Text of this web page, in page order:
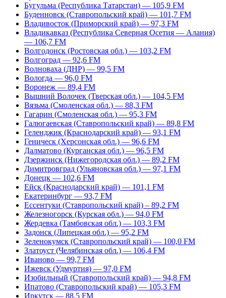
Бугульма (Республика Татарстан) — 105,9 FM
Буденновск (Ставропольский край) — 101,7 FM
Владивосток (Приморский край) — 97,3 FM
Владикавказ (Республика Северная Осетия — Алания)
— 106,7 FM
Волгодонск (Ростовская обл.) — 103,2 FM
Волгоград — 92,6 FM
Волноваха (ДНР) — 99,5 FM
Вологда — 96,0 FM
Воронеж — 89,4 FM
Вышний Волочек (Тверская обл.) — 104,5 FM
Вязьма (Смоленская обл.) — 88,3 FM
Гагарин (Смоленская обл.) — 95,3 FM
Галюгаевская (Ставропольский край) — 89,8 FM
Геленджик (Краснодарский край) — 93,1 FM
Геническ (Херсонская обл.) — 96,6 FM
Далматово (Курганская обл.) — 96,5 FM
Дзержинск (Нижегородская обл.) — 89,2 FM
Димитровград (Ульяновская обл.) — 97,1 FM
Донецк — 102,6 FM
Ейск (Краснодарский край) — 101,1 FM
Екатеринбург — 93,7 FM
Ессентуки (Ставропольский край) – 89,2 FM
Железногорск (Курская обл.) — 94,0 FM
Жердевка (Тамбовская обл.) — 103,3 FM
Задонск (Липецкая обл.) — 95,2 FM
Зеленокумск (Ставропольский край) — 100,0 FM
Златоуст (Челябинская обл.) — 106,4 FM
Иваново — 99,7 FM
Ижевск (Удмуртия) — 97,0 FM
Изобильный (Ставропольский край) — 94,8 FM
Ипатово (Ставропольский край) — 105,3 FM
Иркутск — 88,5 FM